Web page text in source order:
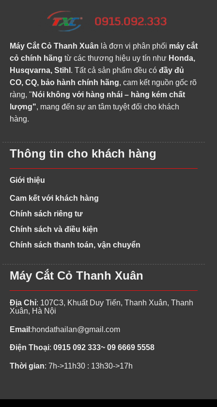
Máy Cắt Cỏ Thanh Xuân là đơn vị phân phối máy cắt
cỏ chính hãng từ các thương hiệu uy tín như Honda,
Husqvarna, Stihl . Tất cả sản phẩm đều có đầy đủ
CO, CQ, bảo hành chính hãng, cam kết nguồn gốc rõ
ràng, " Nói không với hàng nhái – hàng kém chất
lượng", mang đến sự an tâm tuyệt đối cho khách
hàng.
Thông tin cho khách hàng
Giới thiệu
Cam kết với khách hàng
Chính sách riêng tư
Chính sách và điều kiện
Chính sách thanh toán, vận chuyển
Máy Cắt Cỏ Thanh Xuân
Địa Chỉ: 107C3, Khuất Duy Tiến, Thanh Xuân, Thanh
Xuân, Hà Nội
Email :hondathailan@gmail.com
Điện Thoại: 0915 092 333~ 09 6669 5558
Thời gian: 7h->11h30 : 13h30->17h